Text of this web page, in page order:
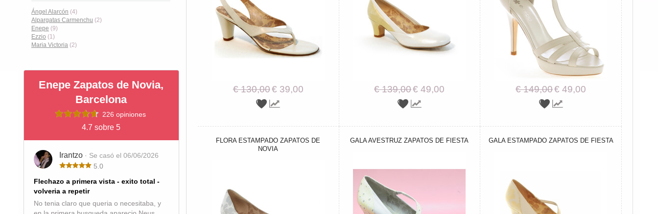
Ángel Alarcón (4)
Alpargatas Carmenchu (2)
Enepe (9)
Ezzio (1)
Maria Victoria (2)
Enepe Zapatos de Novia,
Barcelona
226 opiniones
4.7 sobre 5
Irantzo · Se casó el 06/06/2026
5.0
Flechazo a primera vista - exito total -
volveria a repetir
No tenia claro que queria o necesitaba, y
€ 130,00€ 39,00 € 139,00€ 49,00 € 149,00€ 49,00
FLORA ESTAMPADO ZAPATOS DE
NOVIA
GALA AVESTRUZ ZAPATOS DE FIESTA GALA ESTAMPADO ZAPATOS DE FIESTA